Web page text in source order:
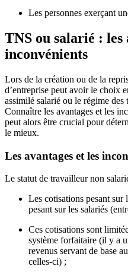
Les personnes exerçant
TNS ou salarié : les
inconvénients
Lors de la création ou de la
d’entreprise peut avoir le choix
assimilé salarié ou le régime
Connaître les avantages et les
peut alors être crucial pour
le mieux.
Les avantages et les
Le statut de travailleur non
Les cotisations pesant
pesant sur les salariés
Ces cotisations sont
système forfaitaire (il y a
revenus servant de base
celles-ci) ;